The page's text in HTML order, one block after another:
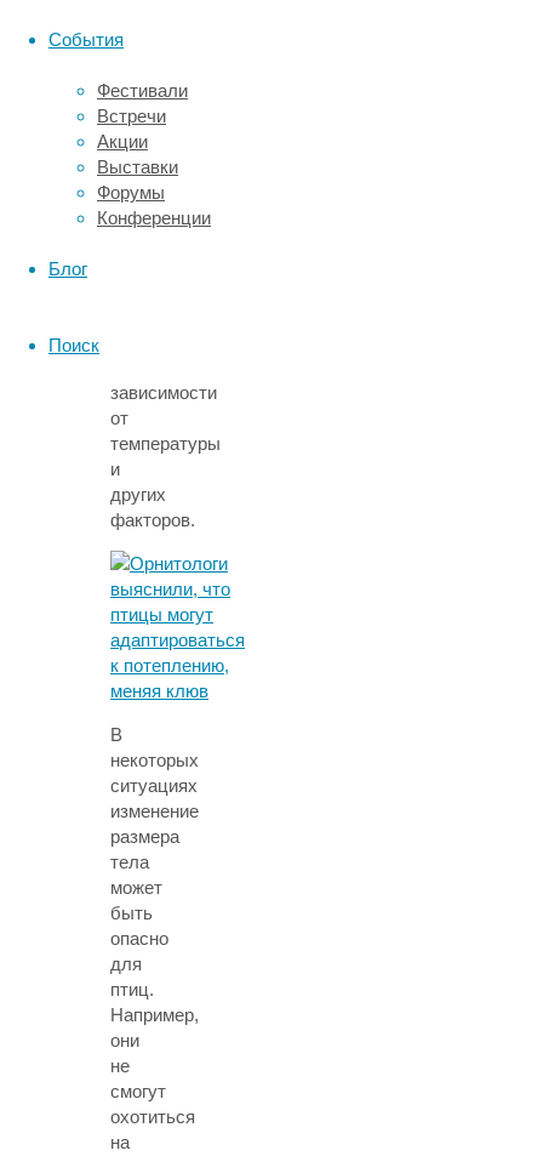
События
Фестивали
Встречи
Акции
Выставки
Форумы
Конференции
Блог
Поиск
орнитологи
почти
7000
видов
немигрирующих
птиц,
чтобы
зависимости
от
температуры
и
других
факторов.
В
некоторых
ситуациях
изменение
размера
тела
может
быть
опасно
для
птиц.
Например,
они
не
смогут
охотиться
на